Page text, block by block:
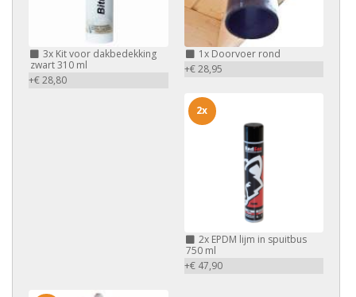
3x Kit voor dakbedekking
zwart 310 ml
+€ 28,80
1xDoorvoer rond
+€ 28,95
2xEPDM lijm in spuitbus
750 ml
+€ 47,90
2x